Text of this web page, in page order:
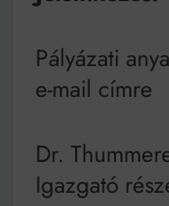
Pályázati
e-mail címre
Dr.
Igazgató